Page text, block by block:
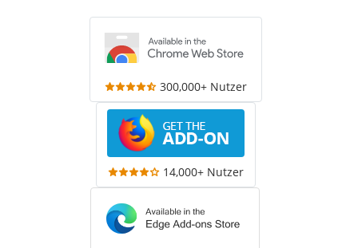
300,000+ Nutzer
14,000+ Nutzer